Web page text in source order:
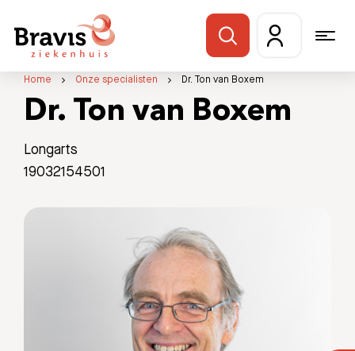
Home Onze specialisten Dr. Ton van Boxem
Dr. Ton van Boxem
Longarts
19032154501